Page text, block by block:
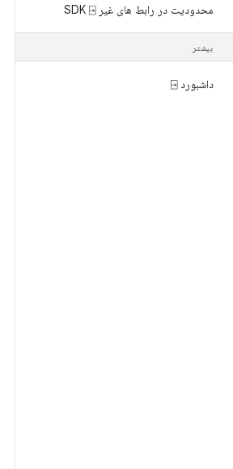
محدودیت در رابط های غیر SDK ⍈
بیشتر
داشبورد ⍈
If you must change the